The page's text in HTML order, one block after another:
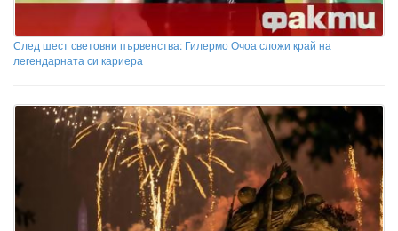
След шест световни първенства: Гилермо Очоа сложи край на
легендарната си кариера